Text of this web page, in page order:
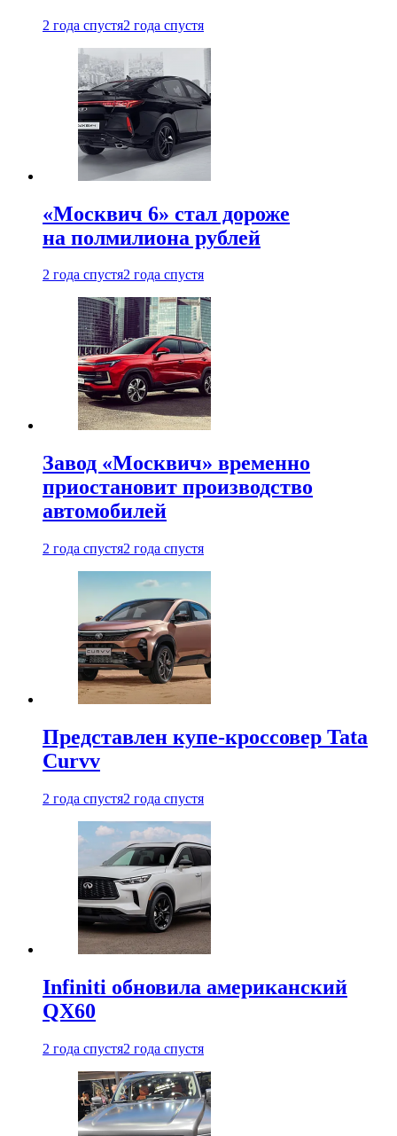
2 года спустя2 года спустя
«Москвич 6» стал дороже
на полмилиона рублей
2 года спустя2 года спустя
Завод «Москвич» временно
приостановит производство
автомобилей
2 года спустя2 года спустя
Представлен купе-кроссовер Tata
Curvv
2 года спустя2 года спустя
Infiniti обновила американский
QX60
2 года спустя2 года спустя